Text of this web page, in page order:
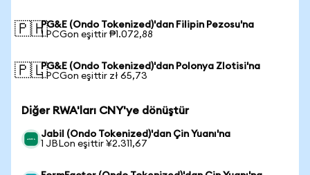
🇵🇭PG&E (Ondo Tokenized)'dan Filipin Pezosu'na
1 PCGon eşittir ₱1.072,88
🇵🇱PG&E (Ondo Tokenized)'dan Polonya Zlotisi'na
1 PCGon eşittir zł 65,73
Diğer RWA'ları CNY'ye dönüştür
Jabil (Ondo Tokenized)'dan Çin Yuanı'na
1 JBLon eşittir ¥2.311,67